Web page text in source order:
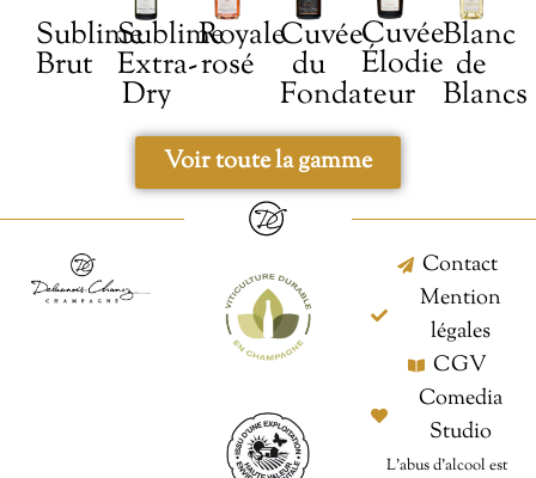
Sublime
Brut
Sublime
Extra-
Dry
Royale
rosé
Cuvée
du
Fondateur
Cuvée
Élodie
Blanc
de
Blancs
Voir toute la gamme
Contact
Mention
légales
CGV
Comedia
Studio
L’abus d’alcool est